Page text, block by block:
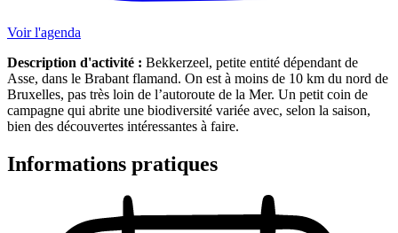
Voir l'agenda
Description d'activité : Bekkerzeel, petite entité dépendant de
Asse, dans le Brabant flamand. On est à moins de 10 km du nord de
Bruxelles, pas très loin de l’autoroute de la Mer. Un petit coin de
campagne qui abrite une biodiversité variée avec, selon la saison,
bien des découvertes intéressantes à faire.
Informations pratiques